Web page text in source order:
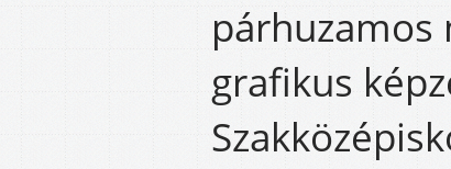
párhuzamos
grafikus